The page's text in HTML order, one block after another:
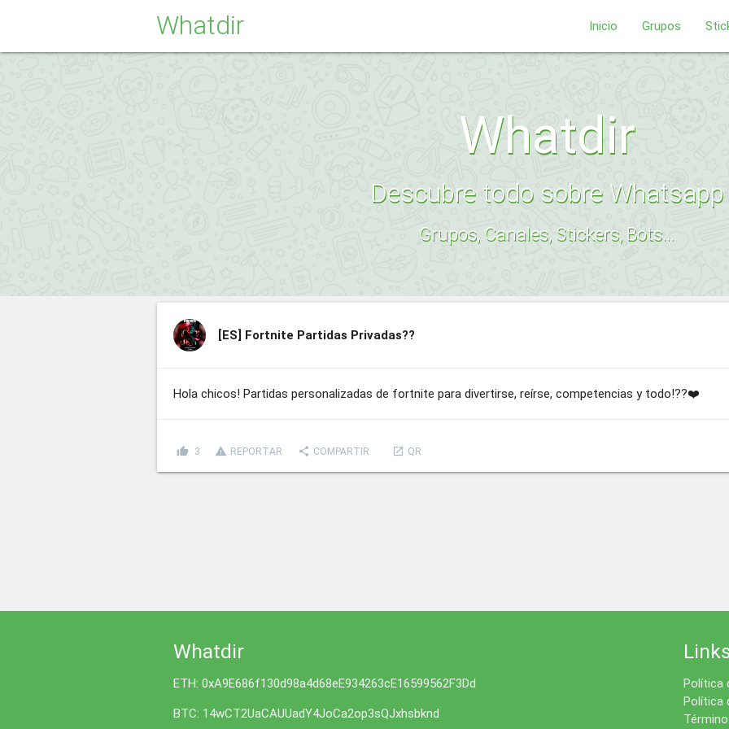
Whatdir Inicio Grupos
Whatdir
Descubre todo sobre Whatsapp
Grupos, Canales, Stickers, Bots...
[ES] Fortnite Partidas Privadas??
Hola chicos! Partidas personalizadas de fortnite para divertirse, reírse, competencias y todo!??❤️
thumb_up 3 report_problem REPORTAR share COMPARTIR launch QR
Whatdir
ETH: 0xA9E686f130d98a4d68eE934263cE16599562F3Dd
BTC: 14wCT2UaCAUUadY4JoCa2op3sQJxhsbknd
Política
Política